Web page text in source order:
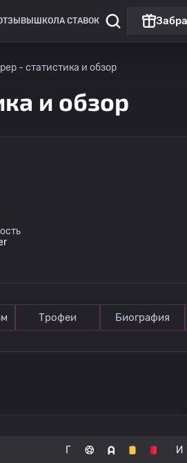
ШКОЛА СТАВОК
- статистика и обзор
и обзор
Трофеи Биография
Г И